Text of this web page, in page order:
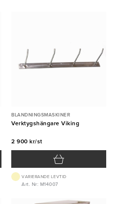
BLANDNINGSMASKINER
Verktygshängare Viking
2 900 kr/st
VARIERANDE LEVTID
Art. Nr: M14007